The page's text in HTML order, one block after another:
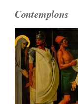
Contemplons